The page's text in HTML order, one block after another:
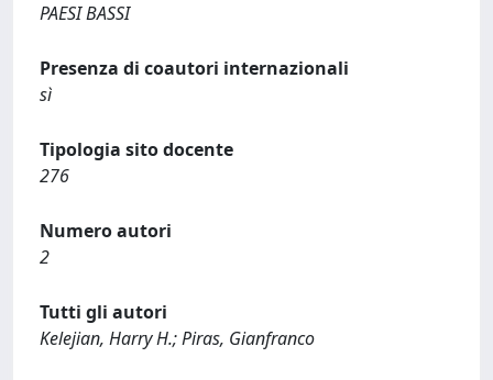
PAESI BASSI
Presenza di coautori internazionali
sì
Tipologia sito docente
276
Numero autori
2
Tutti gli autori
Kelejian, Harry H.; Piras, Gianfranco